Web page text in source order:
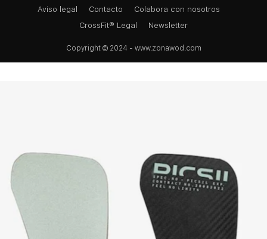
Aviso legal Contacto
Colabora con nosotros
CrossFit® Legal
Newsletter
Copyright © 2024 - www.zonawod.com